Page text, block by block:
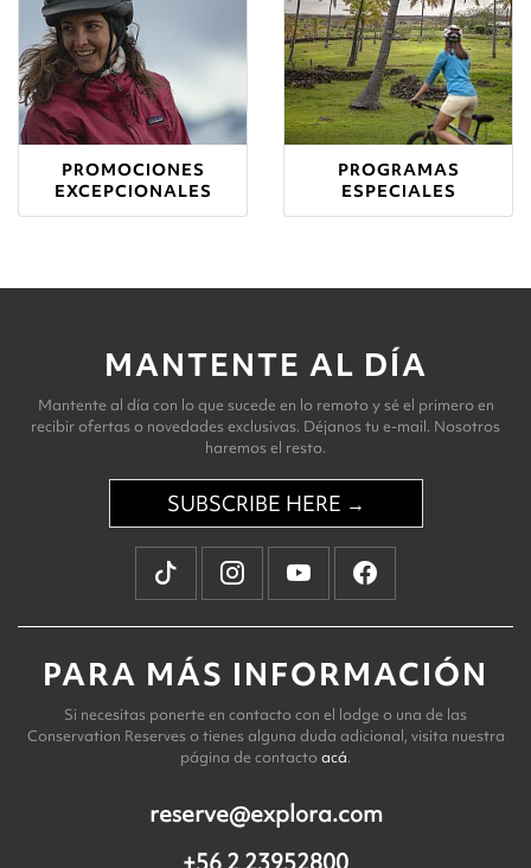
PROMOCIONES
EXCEPCIONALES
PROGRAMAS
ESPECIALES
MANTENTE AL DÍA
Mantente al día con lo que sucede en lo remoto y sé el primero en
recibir ofertas o novedades exclusivas. Déjanos tu e-mail. Nosotros
haremos el resto.
SUBSCRIBE HERE →
PARA MÁS INFORMACIÓN
Si necesitas ponerte en contacto con el lodge o una de las
Conservation Reserves o tienes alguna duda adicional, visita nuestra
página de contactoacá.
reserve@explora.com